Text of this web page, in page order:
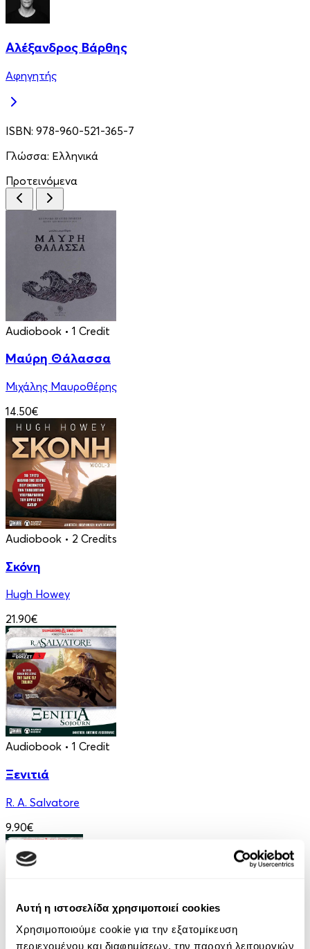
Αυτή η ιστοσελίδα χρησιμοποιεί cookies
Χρησιμοποιούμε cookie για την εξατομίκευση
περιεχομένου και διαφημίσεων, την παροχή λειτουργιών
Αλέξανδρος Βάρθης
Αφηγητής
ISBN: 978-960-521-365-7
Γλώσσα: Ελληνικά
Προτεινόμενα
Audiobook • 1 Credit
Μαύρη Θάλασσα
Μιχάλης Μαυροθέρης
14.50€
Audiobook • 2 Credits
Σκόνη
Hugh Howey
21.90€
Audiobook • 1 Credit
Ξενιτιά
R. A. Salvatore
9.90€